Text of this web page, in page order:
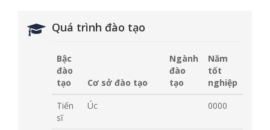
Quá trình đào tạo
Bậc
đào
tạo
Cơ sở đào tạo
Ngành
đào
tạo
Năm
tốt
nghiệp
Tiến
sĩ
Úc 0000